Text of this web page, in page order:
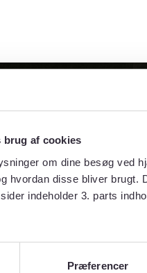
brug af cookies
om dine besøg ved
hvordan disse bliver
indeholder 3. parts
Præferencer